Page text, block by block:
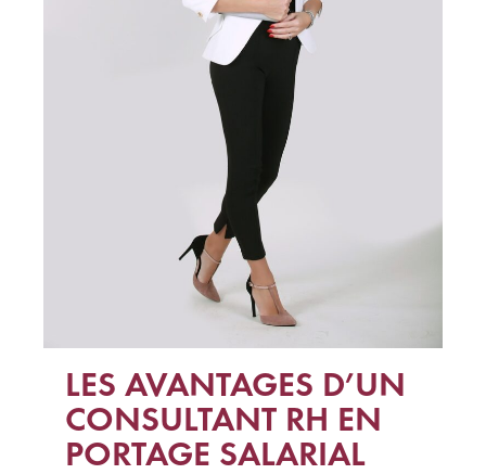
LES AVANTAGES D’UN
CONSULTANT RH EN
PORTAGE SALARIAL